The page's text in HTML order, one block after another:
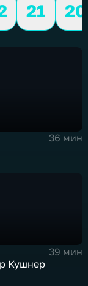
21
20
36 мин
39 мин
Кушнер